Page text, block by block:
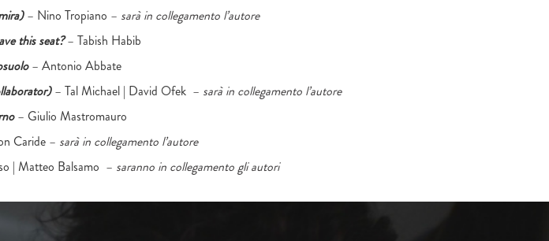
– Nino Tropiano – sarà in collegamento l’autore
this seat?– Tabish Habib
– Antonio Abbate
– Tal Michael | David Ofek – sarà in collegamento l’autore
– Giulio Mastromauro
Caride– sarà in collegamento l’autore
| Matteo Balsamo – saranno in collegamento gli autori